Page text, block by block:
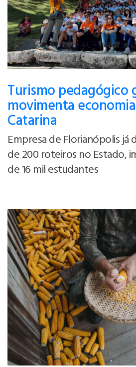
Turismo pedagógico
movimenta
Catarina
Empresa de Florianópolis já
de 200 roteiros no Estado,
de 16 mil estudantes